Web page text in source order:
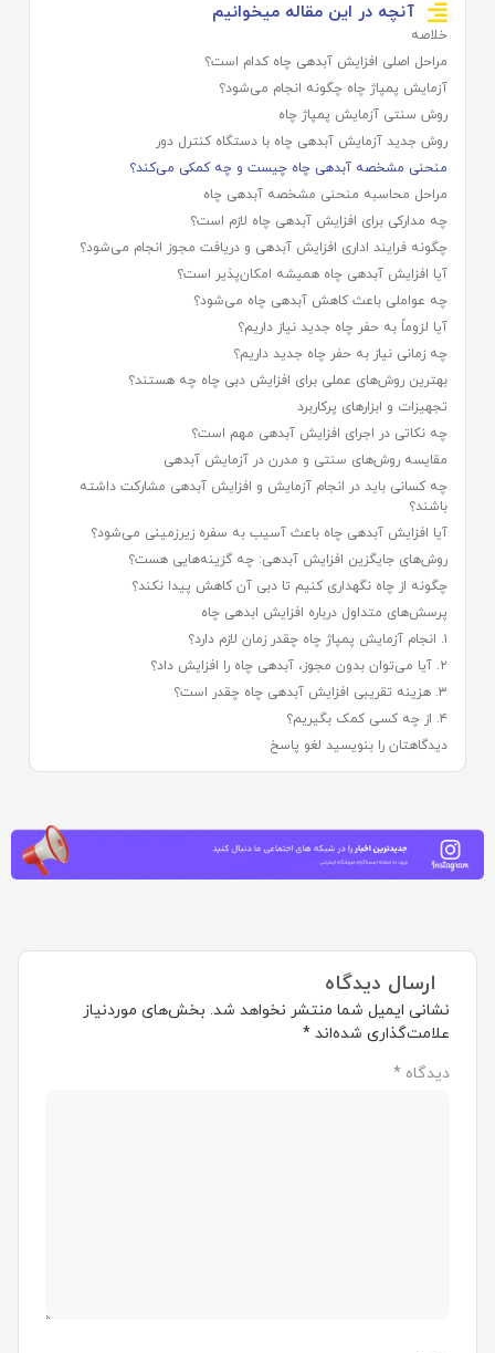
آنچه در این مقاله میخوانیم
خلاصه
مراحل اصلی افزایش آبدهی چاه کدام است؟
آزمایش پمپاژ چاه چگونه انجام می‌شود؟
روش سنتی آزمایش پمپاژ چاه
روش جدید آزمایش آبدهی چاه با دستگاه کنترل دور
منحنی مشخصه آبدهی چاه چیست و چه کمکی می‌کند؟
مراحل محاسبه منحنی مشخصه آبدهی چاه
چه مدارکی برای افزایش آبدهی چاه لازم است؟
چگونه فرایند اداری افزایش آبدهی و دریافت مجوز انجام می‌شود؟
آیا افزایش آبدهی چاه همیشه امکان‌پذیر است؟
چه عواملی باعث کاهش آبدهی چاه می‌شود؟
آیا لزوماً به حفر چاه جدید نیاز داریم؟
چه زمانی نیاز به حفر چاه جدید داریم؟
بهترین روش‌های عملی برای افزایش دبی چاه چه هستند؟
تجهیزات و ابزارهای پرکاربرد
چه نکاتی در اجرای افزایش آبدهی مهم است؟
مقایسه روش‌های سنتی و مدرن در آزمایش آبدهی
چه کسانی باید در انجام آزمایش و افزایش آبدهی مشارکت داشته
باشند؟
آیا افزایش آبدهی چاه باعث آسیب به سفره زیرزمینی می‌شود؟
روش‌های جایگزین افزایش آبدهی: چه گزینه‌هایی هست؟
چگونه از چاه نگهداری کنیم تا دبی آن کاهش پیدا نکند؟
پرسش‌های متداول درباره افزایش ابدهی چاه
۱. انجام آزمایش پمپاژ چاه چقدر زمان لازم دارد؟
۲. آیا می‌توان بدون مجوز، آبدهی چاه را افزایش داد؟
۳. هزینه تقریبی افزایش آبدهی چاه چقدر است؟
۴. از چه کسی کمک بگیریم؟
دیدگاهتان را بنویسید لغو پاسخ
ارسال دیدگاه
نشانی ایمیل شما منتشر نخواهد شد. بخش‌های موردنیاز
علامت‌گذاری شده‌اند *
دیدگاه *